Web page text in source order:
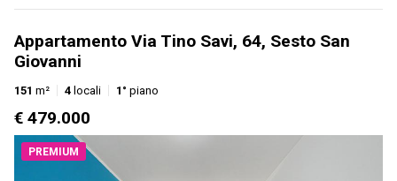
Appartamento Via Tino Savi, 64, Sesto San
Giovanni
151 m² 4 locali 1° piano
€ 479.000
PREMIUM